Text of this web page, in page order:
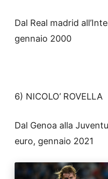
Dal Real madrid
gennaio 2000
6) NICOLO’ ROVELLA
Dal Genoa alla
euro, gennaio 2021